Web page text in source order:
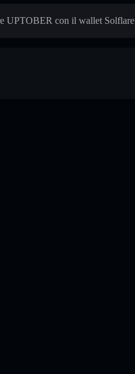
UPTOBER con il wallet Solflare